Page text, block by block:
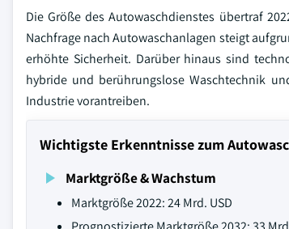
Die Größe des Autowaschdienstes übertraf
Nachfrage nach Autowaschanlagen steigt
erhöhte Sicherheit. Darüber hinaus sind
hybride und berührungslose Waschtechnik
Industrie vorantreiben.
Wichtigste Erkenntnisse zum
Marktgröße & Wachstum
Marktgröße 2022: 24 Mrd. USD